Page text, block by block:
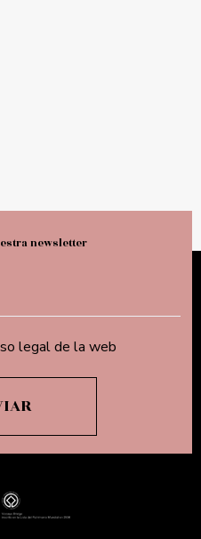
newsletter
legal de la web